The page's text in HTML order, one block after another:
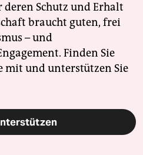
Schutz und Erhalt
braucht guten, frei
– und
Finden Sie
mit und unterstützen Sie